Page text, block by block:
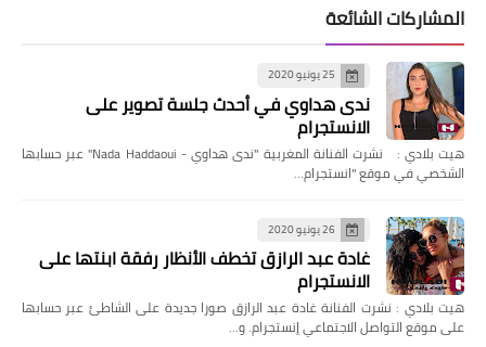
المشاركات الشائعة
25 يونيو 2020
ندى هداوي في أحدث جلسة تصوير على
الانستجرام
هيت بلادي : نشرت الفنانة المغربية "ندى هداوي - Nada Haddaoui" عبر حسابها
الشخصي في موقع "انستجرام…
26 يونيو 2020
غادة عبد الرازق تخطف الأنظار رفقة ابنتها على
الانستجرام
هيت بلادي : نشرت الفنانة غادة عبد الرازق صورا جديدة على الشاطئ عبر حسابها
على موقع التواصل الاجتماعي إنستجرام. و…